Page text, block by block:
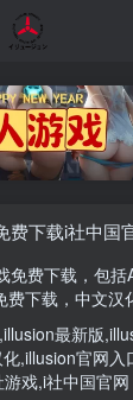
费下载i社中国
免费下载，包括
费下载，中文汉
,illusion最新版,
,illusion官网入
游戏,i社中国官网